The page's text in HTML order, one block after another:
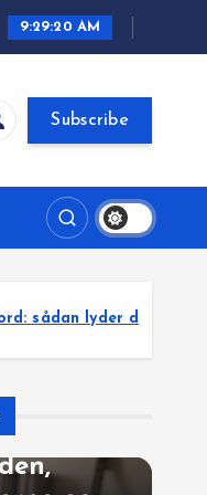
9:29:22 AM
Subscribe
så mange hits